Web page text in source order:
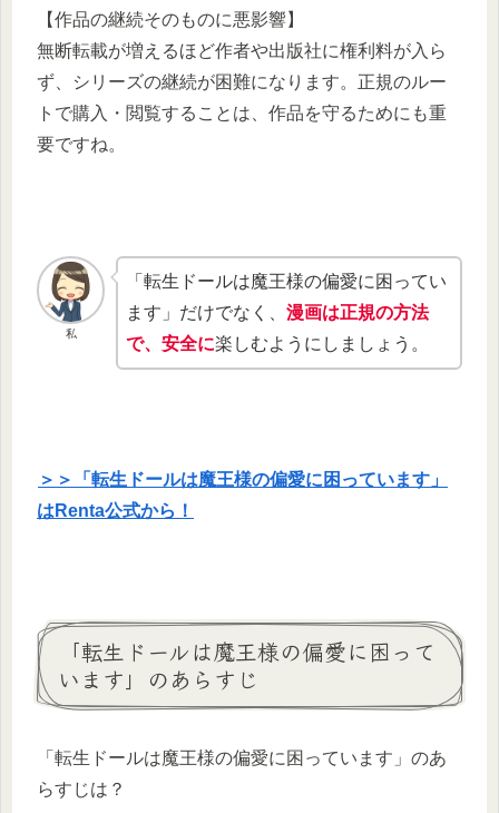
【作品の継続そのものに悪影響】
無断転載が増えるほど作者や出版社に権利料が入ら
ず、シリーズの継続が困難になります。正規のルー
トで購入・閲覧することは、作品を守るためにも重
要ですね。
私
「転生ドールは魔王様の偏愛に困ってい
ます」だけでなく、漫画は正規の方法
で、安全に楽しむようにしましょう。
＞＞「転生ドールは魔王様の偏愛に困っています」
はRenta公式から！
「転生ドールは魔王様の偏愛に困って
います」のあらすじ
「転生ドールは魔王様の偏愛に困っています」のあ
らすじは？